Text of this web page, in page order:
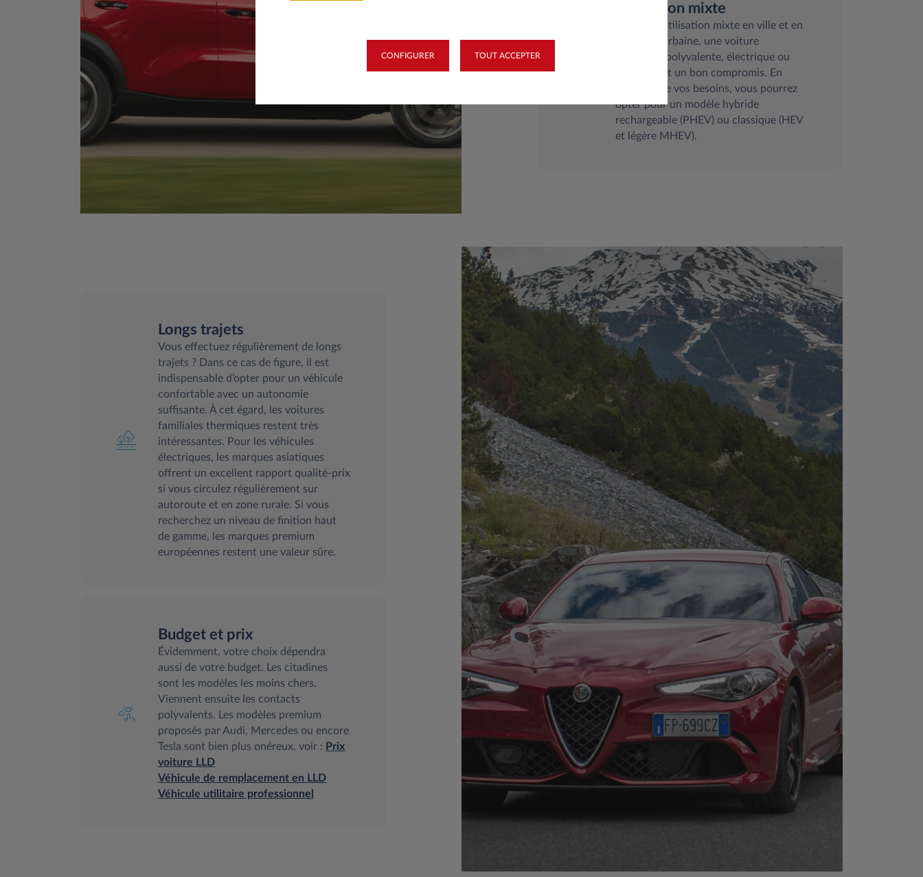
Utilisation mixte
Pour une utilisation mixte en ville et en
zone péri urbaine, une voiture
compacte polyvalente, électrique ou
hybride, est un bon compromis. En
fonction de vos besoins, vous pourrez
opter pour un modèle hybride
rechargeable (PHEV) ou classique (HEV
et légère MHEV).
Longs trajets
Vous effectuez régulièrement de longs
trajets ? Dans ce cas de figure, il est
indispensable d’opter pour un véhicule
confortable avec un autonomie
suffisante. À cet égard, les voitures
familiales thermiques restent très
intéressantes. Pour les véhicules
électriques, les marques asiatiques
offrent un excellent rapport qualité-prix
si vous circulez régulièrement sur
autoroute et en zone rurale. Si vous
recherchez un niveau de finition haut
de gamme, les marques premium
européennes restent une valeur sûre.
Budget et prix
Évidemment, votre choix dépendra
aussi de votre budget. Les citadines
sont les modèles les moins chers.
Viennent ensuite les contacts
polyvalents. Les modèles premium
proposés par Audi, Mercedes ou encore
Tesla sont bien plus onéreux. voir : Prix
voiture LLD
Véhicule de remplacement en LLD
Véhicule utilitaire professionnel
CONFIGURER TOUT ACCEPTER